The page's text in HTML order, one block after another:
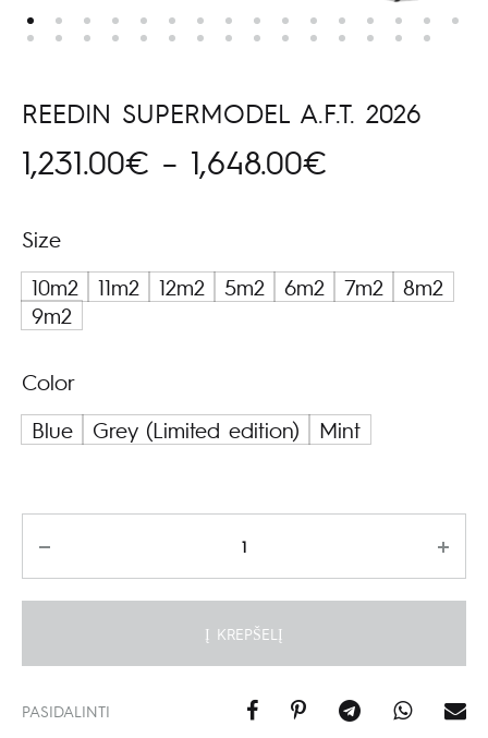
REEDIN SUPERMODEL A.F.T. 2026
1,231.00€ – 1,648.00€
1,231.00€
through
Size
10m2
11m2 12m2 5m2 6m2 7m2
8m2
9m2
Color
Blue
Grey (Limited edition) Mint
Į KREPŠELĮ
PASIDALINTI